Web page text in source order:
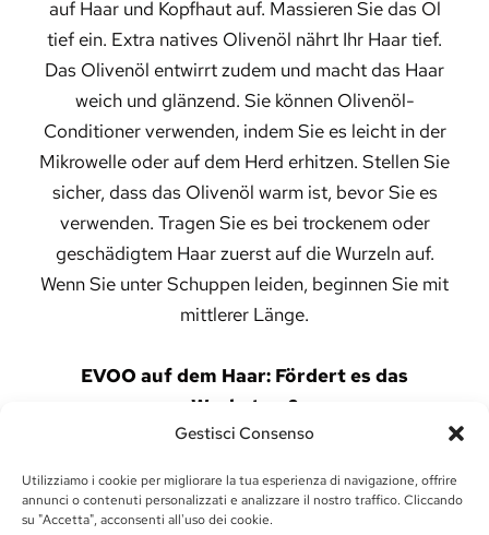
Gestisci Consenso
Utilizziamo i cookie per migliorare la tua esperienza di navigazione, offrire
annunci o contenuti personalizzati e analizzare il nostro traffico. Cliccando
su "Accetta", acconsenti all'uso dei cookie.
auf Haar und Kopfhaut auf. Massieren Sie das Öl
tief ein. Extra natives Olivenöl nährt Ihr Haar tief.
Das Olivenöl entwirrt zudem und macht das Haar
weich und glänzend. Sie können Olivenöl-
Conditioner verwenden, indem Sie es leicht in der
Mikrowelle oder auf dem Herd erhitzen. Stellen Sie
sicher, dass das Olivenöl warm ist, bevor Sie es
verwenden. Tragen Sie es bei trockenem oder
geschädigtem Haar zuerst auf die Wurzeln auf.
Wenn Sie unter Schuppen leiden, beginnen Sie mit
mittlerer Länge.
EVOO auf dem Haar: Fördert es das
Wachstum?
Die Verwendung von nativem Olivenöl extra für Ihr
pflegt es Ihre Zöpfe (für diejenigen, die sie haben).
Natives Olivenöl extra hat antibakterielle und